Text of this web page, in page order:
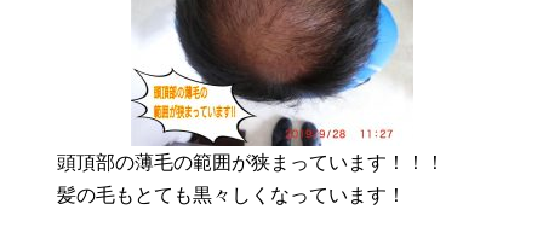
頭頂部の薄毛の範囲が狭まっています！！！
髪の毛もとても黒々しくなっています！